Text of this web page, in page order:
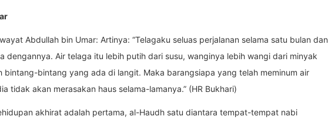
Abdullah bin Umar: Artinya: “Telagaku seluas perjalanan selama satu bulan dan
dengannya. Air telaga itu lebih putih dari susu, wanginya lebih wangi dari minyak
bintang-bintang yang ada di langit. Maka barangsiapa yang telah meminum air
tidak akan merasakan haus selama-lamanya.” (HR Bukhari)
akhirat adalah pertama, al-Haudh satu diantara tempat-tempat nabi